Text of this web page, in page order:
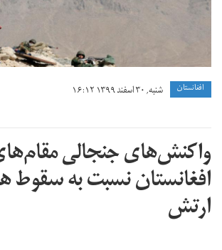
افغانستان شنبه, ۳۰ اسفند ۱۳۹۹ ۱۶:۱۲
واکنش‌های جنجالی
افغانستان نسبت به سقوط
ارتش